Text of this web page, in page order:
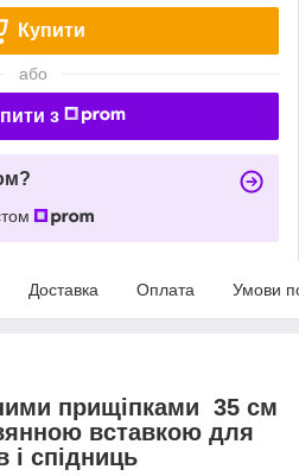
Купити
або
з
Доставка Оплата Умови
прищіпками 35 см
вставкою для
і спідниць